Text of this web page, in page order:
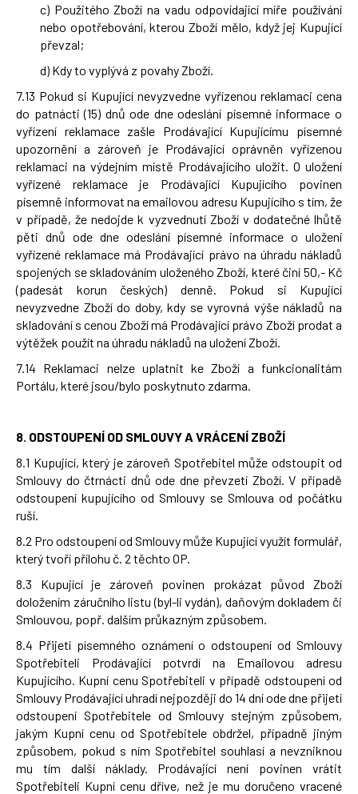
c) Použitého Zboží na vadu odpovídající míře používání
nebo opotřebování, kterou Zboží mělo, když jej Kupující
převzal;
d) Kdy to vyplývá z povahy Zboží.
7.13 Pokud si Kupující nevyzvedne vyřízenou reklamaci cena
do patnácti (15) dnů ode dne odeslání písemné informace o
vyřízení reklamace zašle Prodávající Kupujícímu písemné
upozornění a zároveň je Prodávající oprávněn vyřízenou
reklamaci na výdejním místě Prodávajícího uložit. O uložení
vyřízené reklamace je Prodávající Kupujícího povinen
písemně informovat na emailovou adresu Kupujícího s tím, že
v případě, že nedojde k vyzvednutí Zboží v dodatečné lhůtě
pěti dnů ode dne odeslání písemné informace o uložení
vyřízené reklamace má Prodávající právo na úhradu nákladů
spojených se skladováním uloženého Zboží, které činí 50,- Kč
(padesát korun českých) denně. Pokud si Kupující
nevyzvedne Zboží do doby, kdy se vyrovná výše nákladů na
skladování s cenou Zboží má Prodávající právo Zboží prodat a
výtěžek použít na úhradu nákladů na uložení Zboží.
7.14 Reklamaci nelze uplatnit ke Zboží a funkcionalitám
Portálu, které jsou/bylo poskytnuto zdarma.
8. ODSTOUPENÍ OD SMLOUVY A VRÁCENÍ ZBOŽÍ
8.1 Kupující, který je zároveň Spotřebitel může odstoupit od
Smlouvy do čtrnácti dnů ode dne převzetí Zboží. V případě
odstoupení kupujícího od Smlouvy se Smlouva od počátku
ruší.
8.2 Pro odstoupení od Smlouvy může Kupující využít formulář,
který tvoří přílohu č. 2 těchto OP.
8.3 Kupující je zároveň povinen prokázat původ Zboží
doložením záručního listu (byl-li vydán), daňovým dokladem či
Smlouvou, popř. dalším průkazným způsobem.
8.4 Přijetí písemného oznámení o odstoupení od Smlouvy
Spotřebiteli Prodávající potvrdí na Emailovou adresu
Kupujícího. Kupní cenu Spotřebiteli v případě odstoupení od
Smlouvy Prodávající uhradí nejpozději do 14 dní ode dne přijetí
odstoupení Spotřebitele od Smlouvy stejným způsobem,
jakým Kupní cenu od Spotřebitele obdržel, případně jiným
způsobem, pokud s ním Spotřebitel souhlasí a nevzniknou
mu tím další náklady. Prodávající není povinen vrátit
Spotřebiteli Kupní cenu dříve, než je mu doručeno vracené